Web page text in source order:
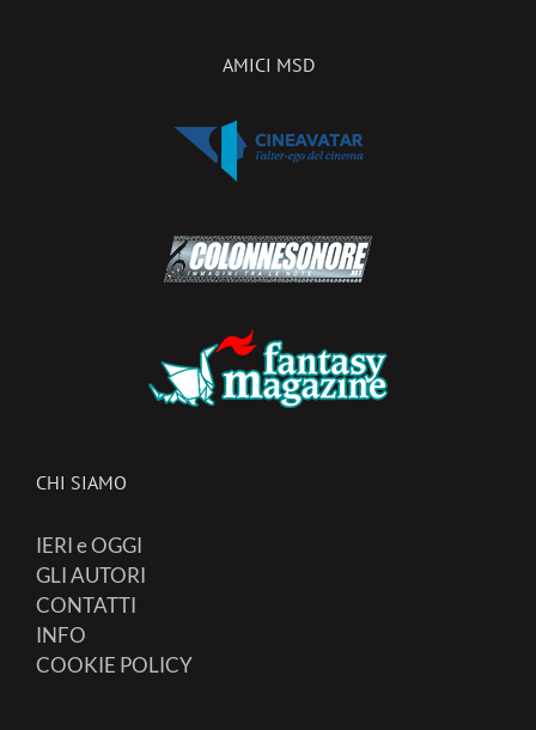
AMICI MSD
CHI SIAMO
IERI e OGGI
GLI AUTORI
CONTATTI
INFO
COOKIE POLICY